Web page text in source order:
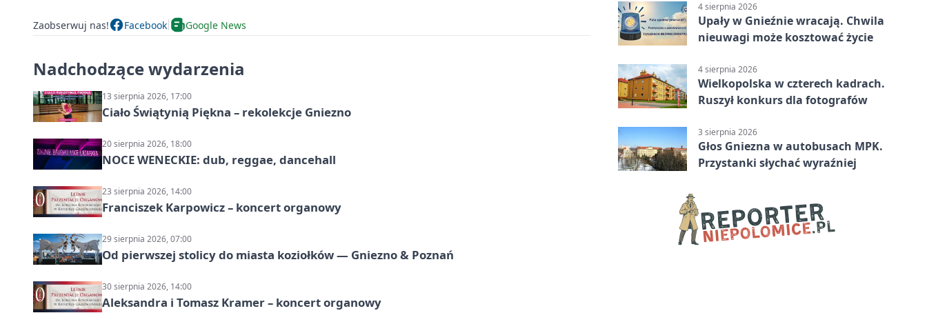
Zaobserwuj nas! Facebook Google News
Nadchodzące wydarzenia
13 sierpnia 2026, 17:00
Ciało Świątynią Piękna – rekolekcje Gniezno
20 sierpnia 2026, 18:00
NOCE WENECKIE: dub, reggae, dancehall
23 sierpnia 2026, 14:00
Franciszek Karpowicz – koncert organowy
29 sierpnia 2026, 07:00
Od pierwszej stolicy do miasta koziołków — Gniezno & Poznań
30 sierpnia 2026, 14:00
Aleksandra i Tomasz Kramer – koncert organowy
4 sierpnia 2026
Upały w Gnieźnie wracają. Chwila
nieuwagi może kosztować życie
4 sierpnia 2026
Wielkopolska w czterech kadrach.
Ruszył konkurs dla fotografów
3 sierpnia 2026
Głos Gniezna w autobusach MPK.
Przystanki słychać wyraźniej